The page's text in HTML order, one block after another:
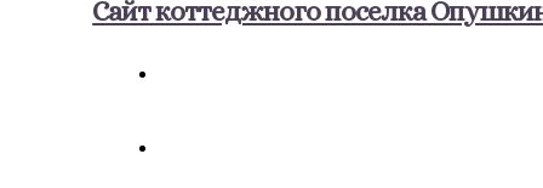
Сайт коттеджного поселка